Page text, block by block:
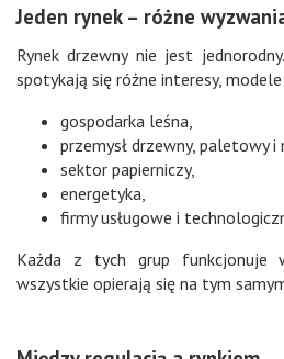
Jeden rynek – różne
Rynek drzewny nie jest
spotykają się różne interesy,
gospodarka leśna,
przemysł drzewny, paletowy i
sektor papierniczy,
energetyka,
firmy usługowe i
Każda z tych grup funkcjonuje
wszystkie opierają się na tym